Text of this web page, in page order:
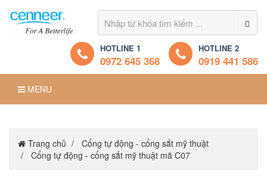
HOTLINE 1
0972 645 368
HOTLINE 2
0919 441 586
MENU
Trang chủ
Cổng tự động - cổng sắt mỹ thuật
Cổng tự động - cổng sắt mỹ thuật mã C07